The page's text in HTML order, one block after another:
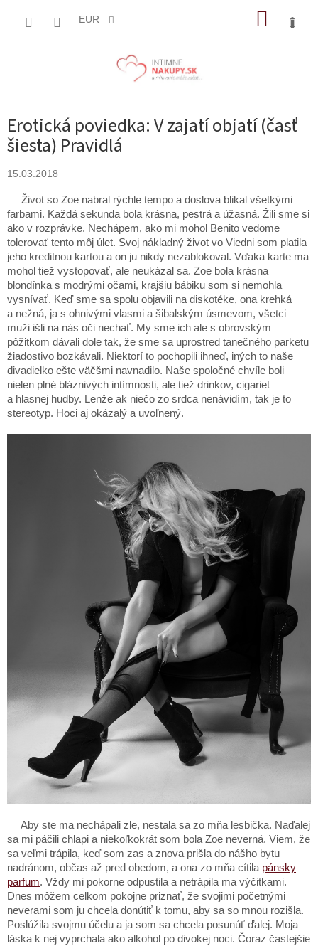
EUR
Erotická poviedka: V zajatí objatí (časť
šiesta) Pravidlá
15.03.2018
Život so Zoe nabral rýchle tempo a doslova blikal všetkými
farbami. Každá sekunda bola krásna, pestrá a úžasná. Žili sme si
ako v rozprávke. Nechápem, ako mi mohol Benito vedome
tolerovať tento môj úlet. Svoj nákladný život vo Viedni som platila
jeho kreditnou kartou a on ju nikdy nezablokoval. Vďaka karte ma
mohol tiež vystopovať, ale neukázal sa. Zoe bola krásna
blondínka s modrými očami, krajšiu bábiku som si nemohla
vysnívať. Keď sme sa spolu objavili na diskotéke, ona krehká
a nežná, ja s ohnivými vlasmi a šibalským úsmevom, všetci
muži išli na nás oči nechať. My sme ich ale s obrovským
pôžitkom dávali dole tak, že sme sa uprostred tanečného parketu
žiadostivo bozkávali. Niektorí to pochopili ihneď, iných to naše
divadielko ešte väčšmi navnadilo. Naše spoločné chvíle boli
nielen plné bláznivých intímnosti, ale tiež drinkov, cigariet
a hlasnej hudby. Lenže ak niečo zo srdca nenávidím, tak je to
stereotyp. Hoci aj okázalý a uvoľnený.
Aby ste ma nechápali zle, nestala sa zo mňa lesbička. Naďalej
sa mi páčili chlapi a niekoľkokrát som bola Zoe neverná. Viem, že
sa veľmi trápila, keď som zas a znova prišla do nášho bytu
nadránom, občas až pred obedom, a ona zo mňa cítila pánsky
parfum. Vždy mi pokorne odpustila a netrápila ma výčitkami.
Dnes môžem celkom pokojne priznať, že svojimi početnými
neverami som ju chcela donútiť k tomu, aby sa so mnou rozišla.
Poslúžila svojmu účelu a ja som sa chcela posunúť ďalej. Moja
láska k nej vyprchala ako alkohol po divokej noci. Čoraz častejšie